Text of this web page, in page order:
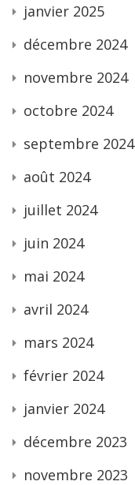
janvier 2025
décembre 2024
novembre 2024
octobre 2024
septembre 2024
août 2024
juillet 2024
juin 2024
mai 2024
avril 2024
mars 2024
février 2024
janvier 2024
décembre 2023
novembre 2023